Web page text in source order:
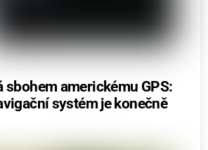
sbohem americkému GPS:
systém je konečně